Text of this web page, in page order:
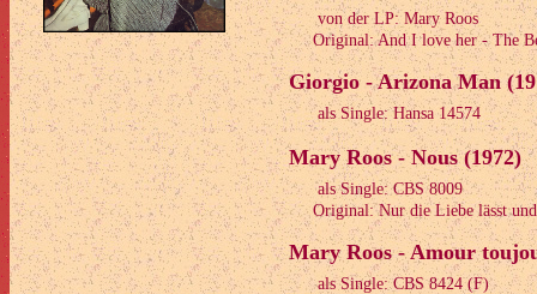
von der LP: Mary Roos
Original: And I love her - The
Giorgio - Arizona Man
als Single: Hansa 14574
Mary Roos - Nous (1972)
als Single: CBS 8009
Original: Nur die Liebe lässt und
Mary Roos - Amour
als Single: CBS 8424 (F)